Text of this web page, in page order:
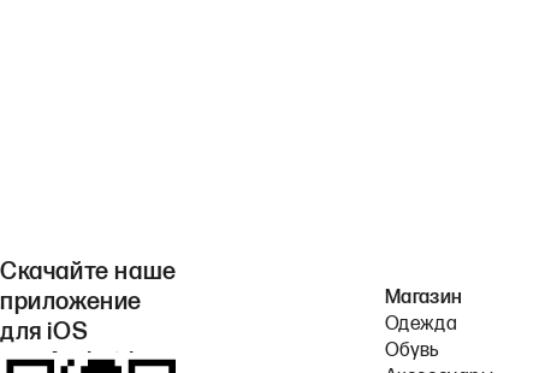
Скачайте наше
приложение
для iOS
или Android.
Магазин
Одежда
Обувь